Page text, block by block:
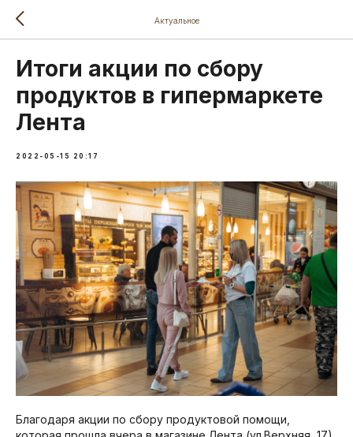
Актуальное
Итоги акции по сбору
продуктов в гипермаркете
Лента
2022-05-15 20:17
Благодаря акции по сбору продуктовой помощи,